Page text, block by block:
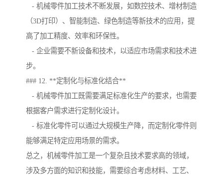
- 机械零件加工技术不断发展，如数控技术、增材制造
（3D打印）、智能制造、绿色制造等新技术的应用，提
高了加工精度、效率和环保性。
- 企业需要不新设备和技术，以适应市场需求和技术进
步。
### 12. **定制化与标准化结合**
- 机械零件加工既需要满足标准化生产的要求，也需要
根据客户需求进行定制化设计。
- 标准化零件可以通过大规模生产降，而定制化零件则
能够满足特定应用场景的需求。
总之，机械零件加工是一个复杂且技术要求高的领域，
涉及多方面的知识和技能，需要综合考虑材料、工艺、